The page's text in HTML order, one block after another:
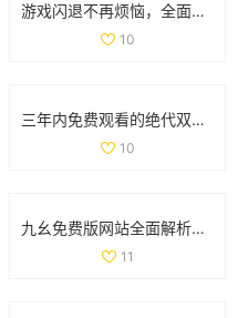
游戏闪退不再烦恼，全面解析处理技巧与方法
10
三年内免费观看的绝代双骄电影和动漫大全汇总
10
九幺免费版网站全面解析nbaoffice68ios功能与使用体验
11